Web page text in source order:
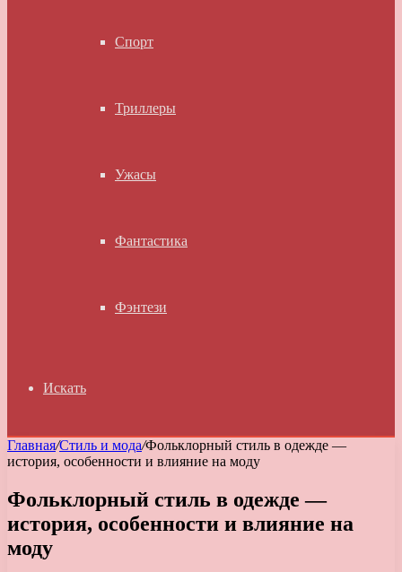
Спорт
Триллеры
Ужасы
Фантастика
Фэнтези
Искать
Главная/Стиль и мода/Фольклорный стиль в одежде —
история, особенности и влияние на моду
Фольклорный стиль в одежде —
история, особенности и влияние на
моду